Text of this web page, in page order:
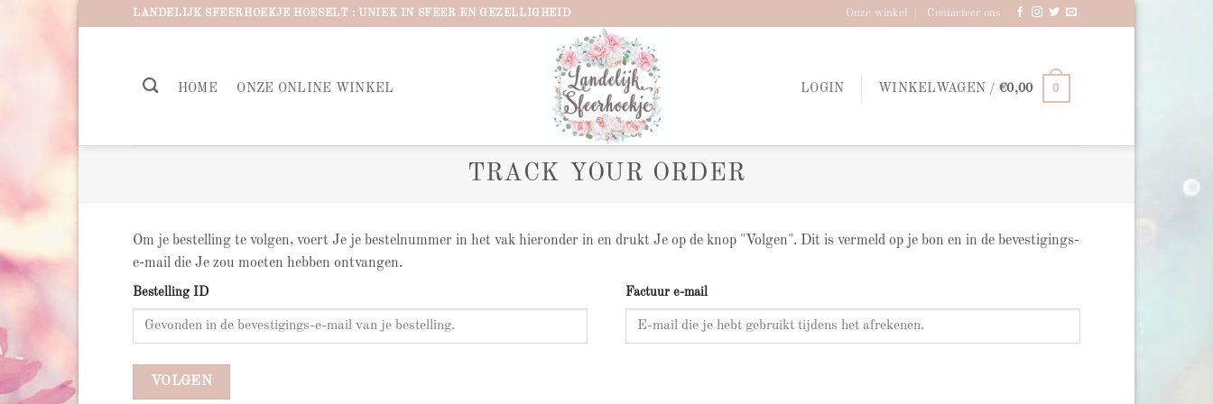
LANDELIJK SFEERHOEKJE HOESELT : UNIEK IN SFEER EN GEZELLIGHEID Onze winkel Contacteer ons
HOME ONZE ONLINE WINKEL LOGIN WINKELWAGEN /€0,00 0
TRACK YOUR ORDER
Om je bestelling te volgen, voert Je je bestelnummer in het vak hieronder in en drukt Je op de knop "Volgen". Dit is vermeld op je bon en in de bevestigings-
e-mail die Je zou moeten hebben ontvangen.
Bestelling ID Factuur e-mail
VOLGEN